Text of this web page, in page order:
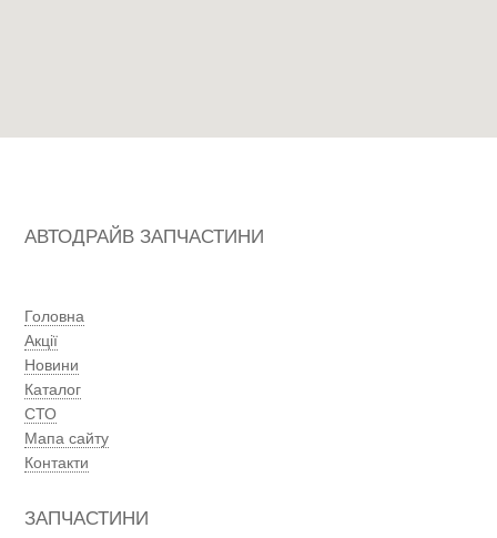
АВТОДРАЙВ ЗАПЧАСТИНИ
Головна
Акції
Новини
Каталог
СТО
Мапа сайту
Контакти
ЗАПЧАСТИНИ